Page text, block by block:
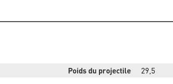
Poids du projectile
29,5